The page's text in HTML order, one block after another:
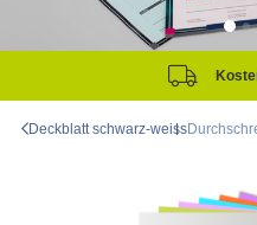
Deckblatt schwarz-weiss